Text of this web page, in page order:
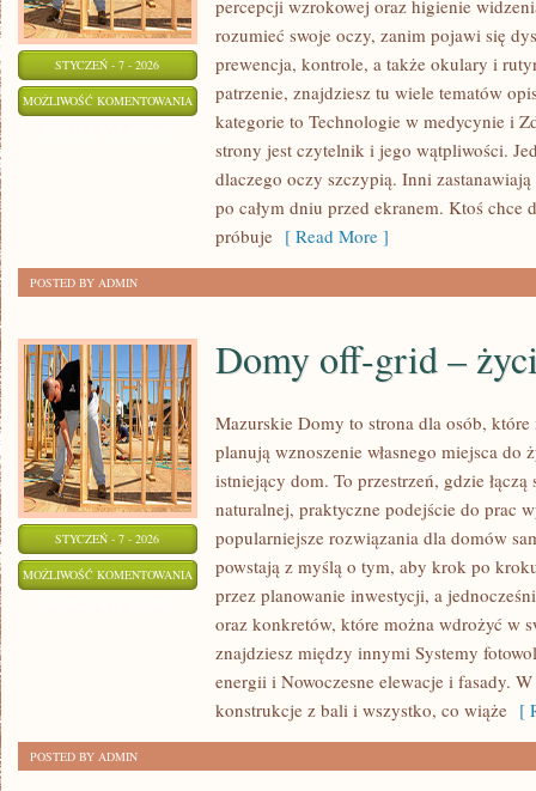
STYCZEŃ - 7 - 2026
MOŻLIWOŚĆ KOMENTOWANIA TECHNOLOGIE
MEDYCYNIE
percepcji wzrokowej oraz higienie
rozumieć swoje oczy, zanim pojawi się
prewencja, kontrole, a także okulary i
patrzenie, znajdziesz tu wiele tematów
kategorie to Technologie w medycynie i
strony jest czytelnik i jego wątpliwości.
dlaczego oczy szczypią. Inni
po całym dniu przed ekranem. Ktoś
próbuje [ Read More ]
POSTED BY ADMIN
STYCZEŃ - 7 - 2026
MOŻLIWOŚĆ KOMENTOWANIA DOMY
OFF-
GRID
ŻYCIE
Domy off-grid –
Mazurskie Domy to strona dla osób,
planują wznoszenie własnego miejsca do
istniejący dom. To przestrzeń, gdzie
naturalnej, praktyczne podejście do prac
popularniejsze rozwiązania dla domów
powstają z myślą o tym, aby krok po
przez planowanie inwestycji, a
oraz konkretów, które można wdrożyć w
znajdziesz między innymi Systemy
energii i Nowoczesne elewacje i fasady.
konstrukcje z bali i wszystko, co wiąże [
POSTED BY ADMIN